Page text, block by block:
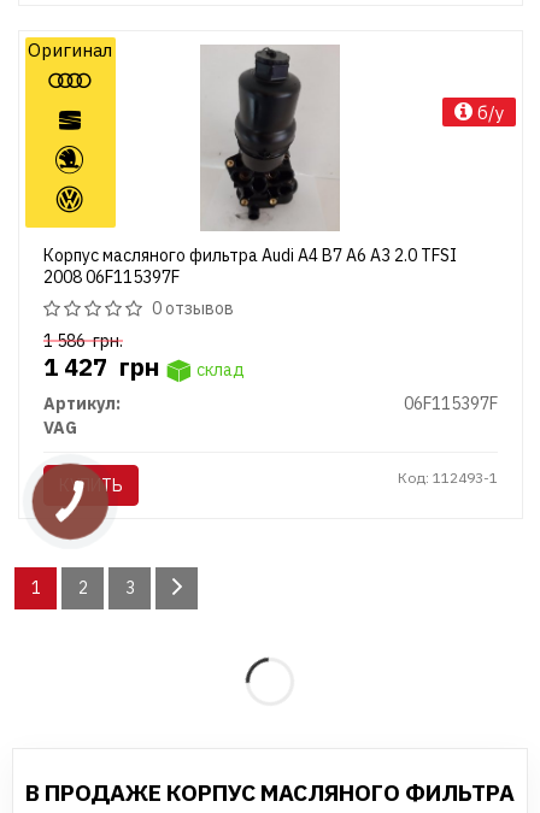
Корпус масляного фильтра Audi A4 B7 A6 A3 2.0 TFSI
2008 06F115397F
0 отзывов
1 586грн.
1 427 грн
склад
Артикул:
06F115397F
VAG
КУПИТЬ Код: 112493-1
Оригинал
б/у
1 2 3
В ПРОДАЖЕ КОРПУС МАСЛЯНОГО ФИЛЬТРА